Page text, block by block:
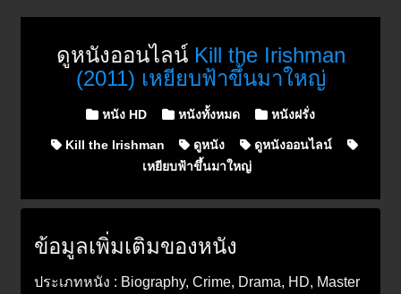
ดูหนังออนไลน์ Kill the Irishman
(2011) เหยียบฟ้าขึ้นมาใหญ่
Posted in
หนัง HD หนังทั้งหมด หนังฝรั่ง
Kill the Irishman ดูหนัง
ดูหนังออนไลน์
เหยียบฟ้าขึ้นมาใหญ่
ข้อมูลเพิ่มเติมของหนัง
ประเภทหนัง : Biography, Crime, Drama, HD, Master